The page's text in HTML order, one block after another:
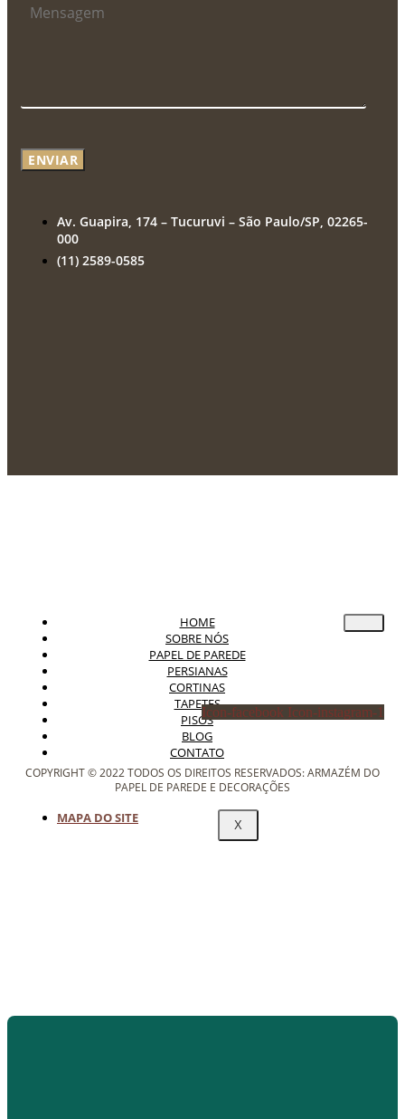
ENVIAR
Av. Guapira, 174 – Tucuruvi – São Paulo/SP, 02265-
000
(11) 2589-0585
HOME
SOBRE NÓS
PAPEL DE PAREDE
PERSIANAS
CORTINAS
TAPETES
PISOS
BLOG
CONTATO
X
Icon-facebook Icon-instagram-1
COPYRIGHT © 2022 TODOS OS DIREITOS RESERVADOS: ARMAZÉM DO
PAPEL DE PAREDE E DECORAÇÕES
MAPA DO SITE